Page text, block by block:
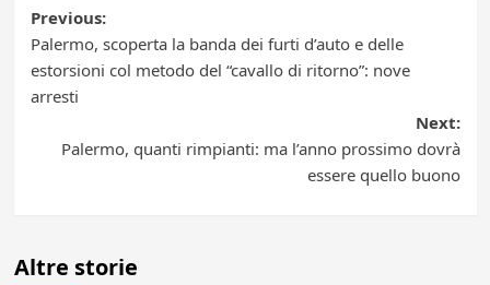
Post
navigation
Previous:
Palermo, scoperta la banda dei furti d’auto e delle
estorsioni col metodo del “cavallo di ritorno”: nove
arresti
Next:
Palermo, quanti rimpianti: ma l’anno prossimo dovrà
essere quello buono
Altre storie